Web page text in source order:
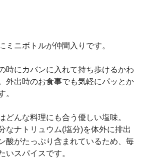
ミニボトルが仲間入りです。
時にカバンに入れて持ち歩けるかわ
外出時のお食事でも気軽にパッとか
。
どんな料理にも合う優しい塩味。
なナトリュウム(塩分)を体外に排出
酸がたっぷり含まれているため、毎
いスパイスです。